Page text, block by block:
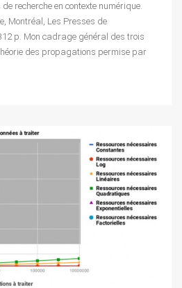
recherche en contexte numérique.
Montréal, Les Presses de
p. Mon cadrage général des trois
des propagations permise par